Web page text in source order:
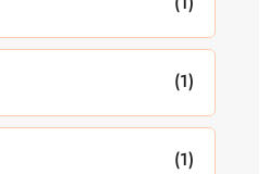
(1)
(1)